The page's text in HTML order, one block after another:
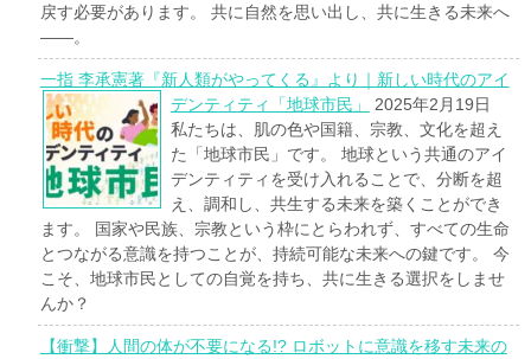
戻す必要があります。 共に自然を思い出し、共に生きる未来へ
――。
一指 李承憲著『新人類がやってくる』より｜新しい時代のアイ
デンティティ「地球市民」
2025年2月19日
私たちは、肌の色や国籍、宗教、文化を超え
た「地球市民」です。 地球という共通のアイ
デンティティを受け入れることで、分断を超
え、調和し、共生する未来を築くことができ
ます。 国家や民族、宗教という枠にとらわれず、すべての生命
とつながる意識を持つことが、持続可能な未来への鍵です。 今
こそ、地球市民としての自覚を持ち、共に生きる選択をしませ
んか？
【衝撃】人間の体が不要になる!? ロボットに意識を移す未来の